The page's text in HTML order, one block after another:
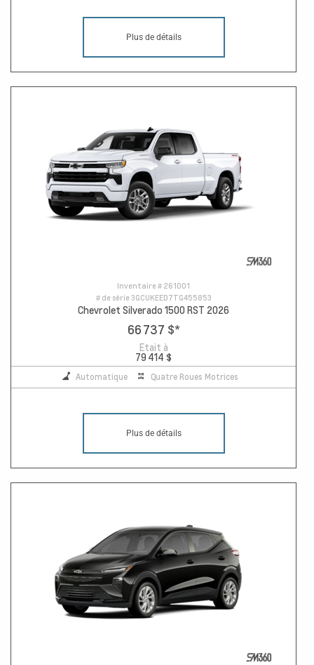
Plus de détails
Inventaire # 261001
# de série3GCUKEED7TG455853
Chevrolet Silverado 1500 RST 2026
66 737 $*
Etait à
79 414 $
Automatique Quatre Roues Motrices
Plus de détails